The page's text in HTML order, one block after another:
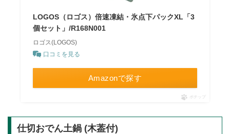
LOGOS（ロゴス）倍速凍結・氷点下パックXL「3
個セット」/R168N001
ロゴス(LOGOS)
口コミを見る
Amazonで探す
ポチップ
仕切おでん土鍋 (木葢付)